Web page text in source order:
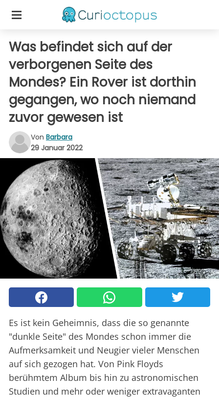
Was befindet sich auf der
verborgenen Seite des
Mondes? Ein Rover ist dorthin
gegangen, wo noch niemand
zuvor gewesen ist
Von Barbara
29 Januar 2022
Es ist kein Geheimnis, dass die so genannte
"dunkle Seite" des Mondes schon immer die
Aufmerksamkeit und Neugier vieler Menschen
auf sich gezogen hat. Von Pink Floyds
berühmtem Album bis hin zu astronomischen
Studien und mehr oder weniger extravaganten